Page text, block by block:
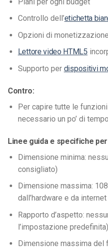
Controllo dell’etichetta
Opzioni di monetizzazione
Lettore video HTML5
Supporto per dispositivi
Contro:
Per capire tutte le
necessario un po’ di tempo.
Linee guida e specifiche
Dimensione minima:
consigliato)
Dimensione massima:
dall’hardware e da
Rapporto d’aspetto:
l’impostazione predefinita)
Dimensione massima del